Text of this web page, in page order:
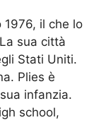
1976, il che lo
sua città
Stati Uniti.
Plies è
infanzia.
school,